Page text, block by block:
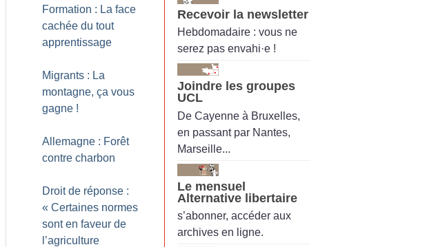
Formation : La face
cachée du tout
apprentissage
Migrants : La
montagne, ça vous
gagne !
Allemagne : Forêt
contre charbon
Droit de réponse :
« Certaines normes
sont en faveur de
l’agriculture
Recevoir la newsletter
Hebdomadaire : vous ne
serez pas envahi·e !
Joindre les groupes
UCL
De Cayenne à Bruxelles,
en passant par Nantes,
Marseille...
Le mensuel
Alternative libertaire
s’abonner, accéder aux
archives en ligne.